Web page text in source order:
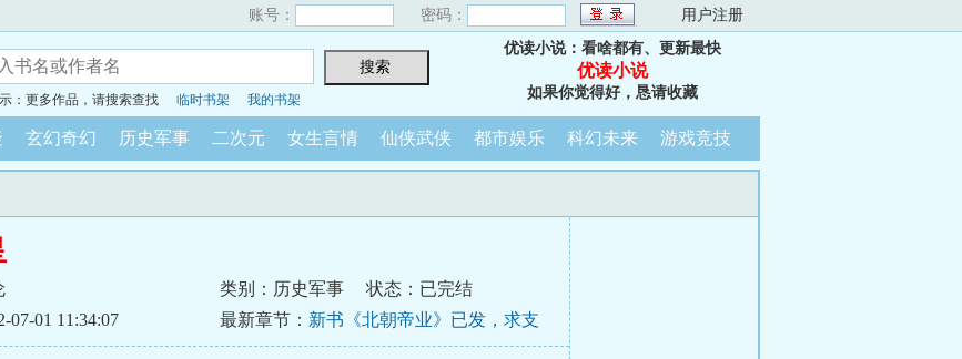
账号： 密码： 用户注册
：更多作品，请搜索查找 临时书架 我的书架
优读小说：看啥都有、更新最快
优读小说
如果你觉得好，恳请收藏
玄幻奇幻 历史军事 二次元 女生言情 仙侠武侠 都市娱乐 科幻未来 游戏竞技
类别：历史军事
状态：已完结
07-01 11:34:07
最新章节： 新书《北朝帝业》已发，求支
持！！！